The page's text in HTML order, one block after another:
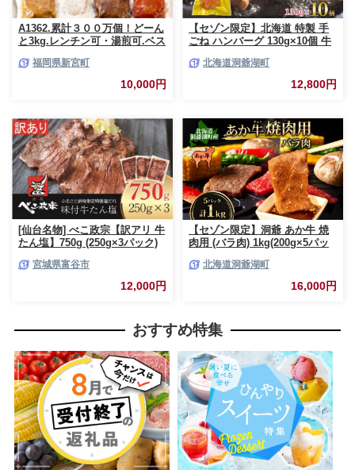
A1362.累計３００万個！どーん
と3kg.レンチン可・湯煎可.ベス
【150g×20個】【訳あり】【北
海道・沖縄・離島へ配送不可】
福岡県新宮町
10,000円
【セゾン限定】北海道 特製 手
ごね ハンバーグ 130g×10個 牛
肉屋 手作り 小分け ジューシー
おかず 本格的 簡単 調理 グルメ
お取り寄せ お肉屋 たどころ 送
北海道洞爺湖町
12,800円
[仙台名物] べこ政宗【訳アリ 牛
たん塩】750g (250g×3パック)
[0256]宮城県富谷市
12,000円
【セゾン限定】洞爺 あか牛 焼
肉用 (バラ肉) 1kg(200g×5パッ
ーベキュー おうち焼肉 BBQ ジ
ューシー ヘルシー 赤身本来の
北海道洞爺湖町
16,000円
おすすめ特集